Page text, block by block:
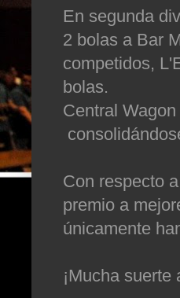
En segunda
2 bolas a Bar
competidos,
bolas.
Central
Con respecto
premio a
únicamente
¡Mucha